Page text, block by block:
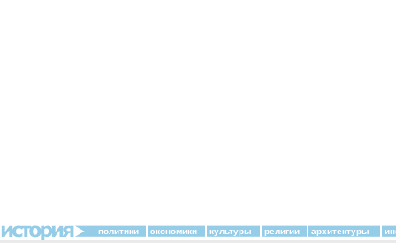
политики экономики культуры религии архитектуры